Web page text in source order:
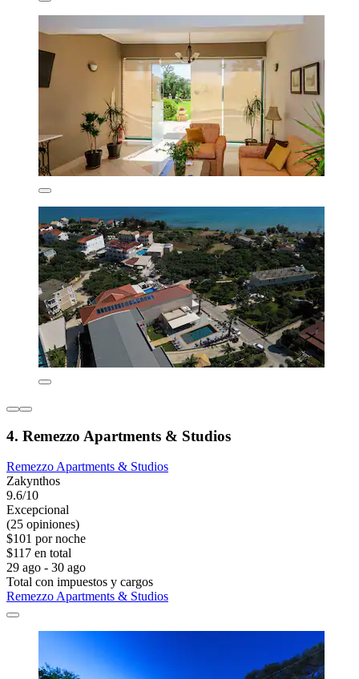
4. Remezzo Apartments & Studios
Remezzo Apartments & Studios
Zakynthos
9.6/10
Excepcional
(25 opiniones)
$101 por noche
$117 en total
29 ago - 30 ago
Total con impuestos y cargos
Remezzo Apartments & Studios